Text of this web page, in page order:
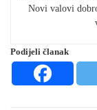
Novi valovi
Podijeli članak